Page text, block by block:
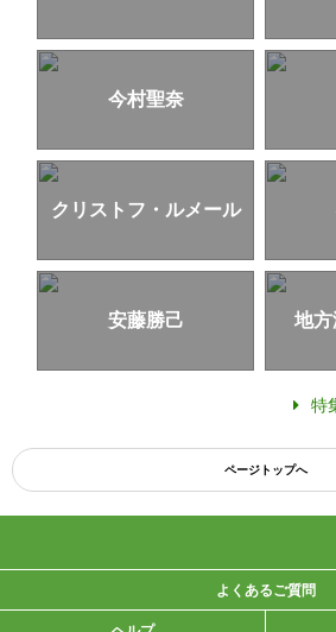
今村聖奈
クリストフ・ルメール
安藤勝己 地
特
ページトップへ
よくあるご質問